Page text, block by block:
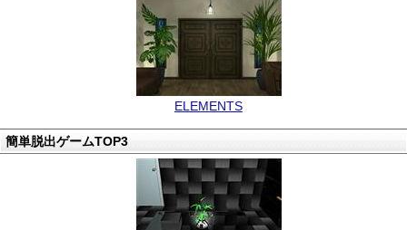
ELEMENTS
簡単脱出ゲームTOP3